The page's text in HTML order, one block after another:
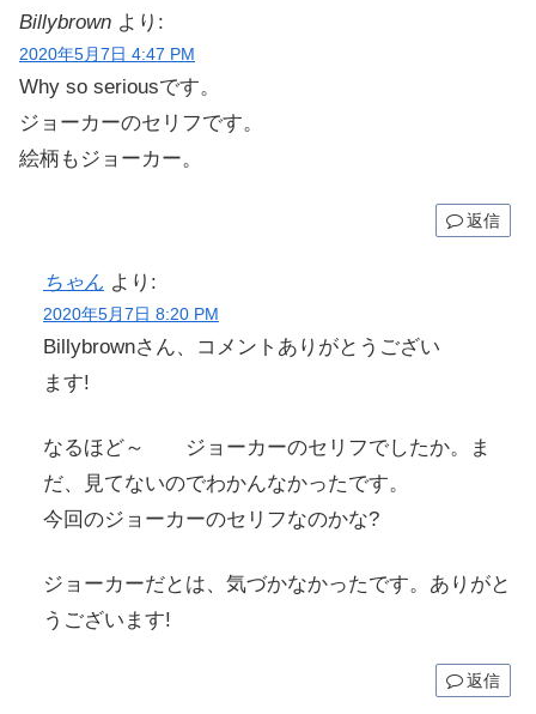
Billybrown より:
2020年5月7日 4:47 PM
Why so seriousです。
ジョーカーのセリフです。
絵柄もジョーカー。
返信
ちゃん より:
2020年5月7日 8:20 PM
Billybrownさん、コメントありがとうござい
ます!
なるほど～ ジョーカーのセリフでしたか。ま
だ、見てないのでわかんなかったです。
今回のジョーカーのセリフなのかな?
ジョーカーだとは、気づかなかったです。ありがと
うございます!
返信